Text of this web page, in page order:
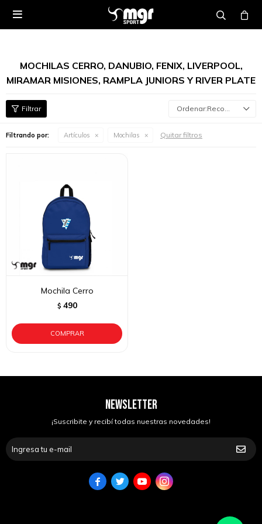

MOCHILAS CERRO, DANUBIO, FENIX, LIVERPOOL,
MIRAMAR MISIONES, RAMPLA JUNIORS Y RIVER PLATE
Recomendados
Filtrando por: Artículos Mochilas Quitar filtros
Mochila Cerro
$ 490
NEWSLETTER
¡Suscribite y recibí todas nuestras novedades!
   